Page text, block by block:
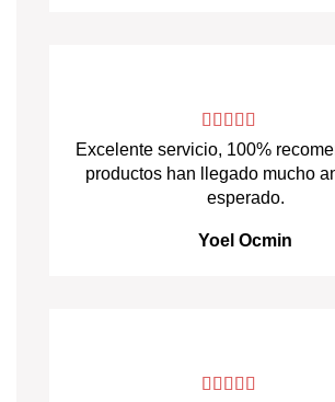
Excelente servicio, 100%
productos han llegado mucho
esperado.
Yoel Ocmin